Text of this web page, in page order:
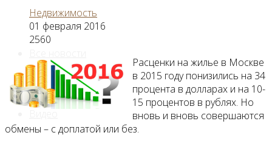
Видео
Недвижимость
01 февраля 2016
2560
Расценки на жилье в Москве
в 2015 году понизились на 34
процента в долларах и на 10-
15 процентов в рублях. Но
вновь и вновь совершаются
обмены – с доплатой или без.